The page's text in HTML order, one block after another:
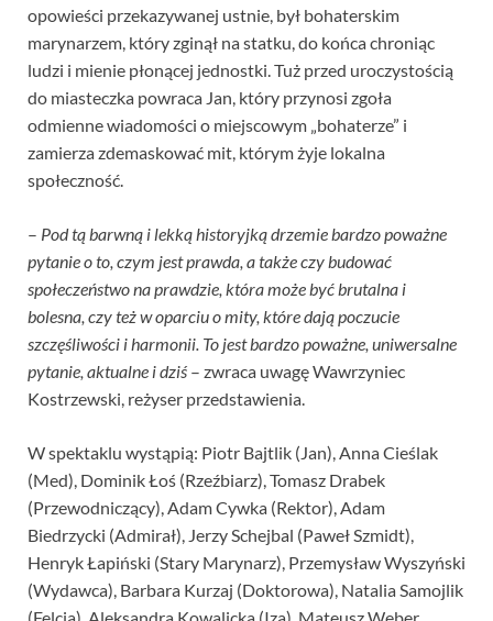
opowieści przekazywanej ustnie, był bohaterskim
marynarzem, który zginął na statku, do końca chroniąc
ludzi i mienie płonącej jednostki. Tuż przed uroczystością
do miasteczka powraca Jan, który przynosi zgoła
odmienne wiadomości o miejscowym „bohaterze” i
zamierza zdemaskować mit, którym żyje lokalna
społeczność.
– Pod tą barwną i lekką historyjką drzemie bardzo poważne
pytanie o to, czym jest prawda, a także czy budować
społeczeństwo na prawdzie, która może być brutalna i
bolesna, czy też w oparciu o mity, które dają poczucie
szczęśliwości i harmonii. To jest bardzo poważne, uniwersalne
pytanie, aktualne i dziś – zwraca uwagę Wawrzyniec
Kostrzewski, reżyser przedstawienia.
W spektaklu wystąpią: Piotr Bajtlik (Jan), Anna Cieślak
(Med), Dominik Łoś (Rzeźbiarz), Tomasz Drabek
(Przewodniczący), Adam Cywka (Rektor), Adam
Biedrzycki (Admirał), Jerzy Schejbal (Paweł Szmidt),
Henryk Łapiński (Stary Marynarz), Przemysław Wyszyński
(Wydawca), Barbara Kurzaj (Doktorowa), Natalia Samojlik